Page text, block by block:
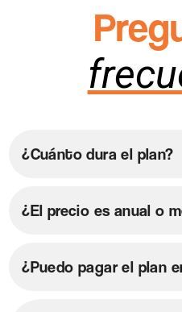
¿Cuánto dura el plan?
¿El precio es anual o
¿Puedo pagar el plan